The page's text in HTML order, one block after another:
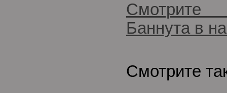
Баннута в
Смотрите